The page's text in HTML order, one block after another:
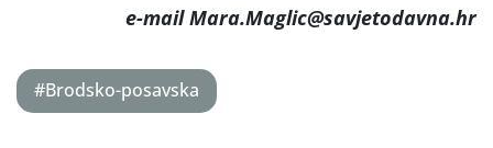
e-mail Mara.Maglic@savjetodavna.hr
#Brodsko-posavska